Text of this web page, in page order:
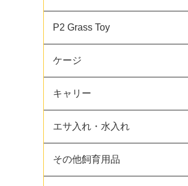
P2 Grass Toy
ケージ
キャリー
エサ入れ・水入れ
その他飼育用品